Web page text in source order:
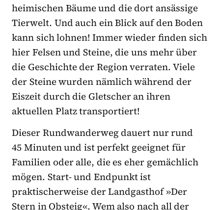
heimischen Bäume und die dort ansässige
Tierwelt. Und auch ein Blick auf den Boden
kann sich lohnen! Immer wieder finden sich
hier Felsen und Steine, die uns mehr über
die Geschichte der Region verraten. Viele
der Steine wurden nämlich während der
Eiszeit durch die Gletscher an ihren
aktuellen Platz transportiert!
Dieser Rundwanderweg dauert nur rund
45 Minuten und ist perfekt geeignet für
Familien oder alle, die es eher gemächlich
mögen. Start- und Endpunkt ist
praktischerweise der Landgasthof »Der
Stern in Obsteig«. Wem also nach all der